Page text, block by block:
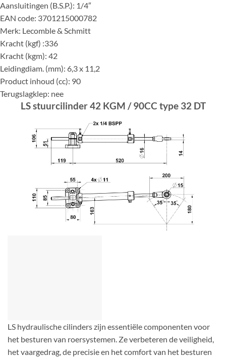
Aansluitingen (B.S.P.): 1/4″
EAN code: 3701215000782
Merk: Lecomble & Schmitt
Kracht (kgf) :336
Kracht (kgm): 42
Leidingdiam. (mm): 6,3 x 11,2
Product inhoud (cc): 90
Terugslagklep: nee
LS stuurcilinder 42 KGM / 90CC type 32 DT
LS hydraulische cilinders zijn essentiële componenten voor
het besturen van roersystemen. Ze verbeteren de veiligheid,
het vaargedrag, de precisie en het comfort van het besturen